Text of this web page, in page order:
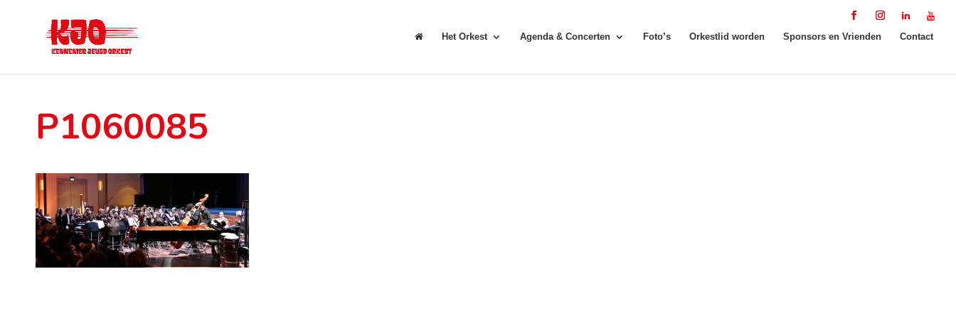
Het Orkest Agenda & Concerten Foto’s Orkestlid worden Sponsors en Vrienden Contact
P1060085